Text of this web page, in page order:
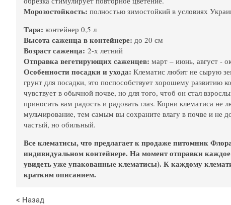
Морозостойкость: полностью зимостойкий в условиях
Тара: контейнер 0,5 л
Высота саженца в контейнере: до 20 см
Возраст саженца: 2-х летний
Отправка вегетирующих саженцев: март – июнь, август -
Особенности посадки и ухода: Клематис любит не сырую
грунт для посадки, это поспособствует хорошему развитию
чувствует в обычной почве, но для того, чтоб он стал
приносить вам радость и радовать глаз. Корни клематиса
мульчирование, тем самым вы сохраните влагу в почве и не
частый, но обильный.
Все клематисы, что предлагает к продаже питомник
индивидуальном контейнере. На момент отправки
увидеть уже упакованные клематисы). К каждому
кратким описанием.
< Назад